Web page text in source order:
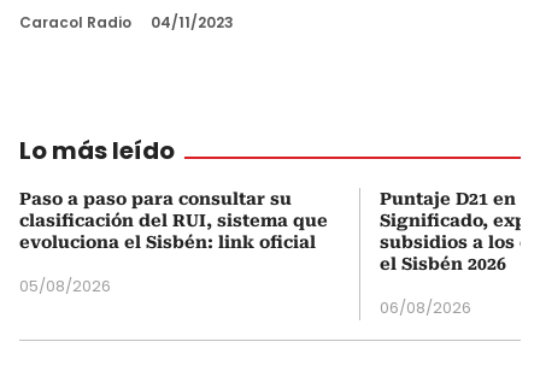
Caracol Radio 04/11/2023
Lo más leído
Paso a paso para consultar su
clasificación del RUI, sistema que
evoluciona el Sisbén: link oficial
05/08/2026
Puntaje D21 en
Significado,
subsidios a los
el Sisbén 2026
06/08/2026